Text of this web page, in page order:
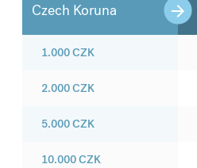
Czech Koruna
1.000CZK
2.000CZK
5.000CZK
10.000CZK